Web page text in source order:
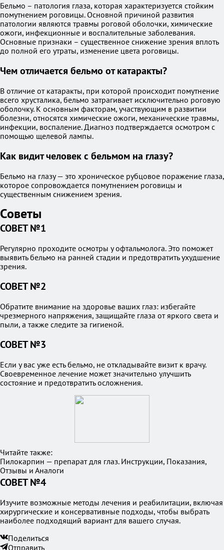
Бельмо – патология глаза, которая характеризуется стойким
помутнением роговицы. Основной причиной развития
патологии являются травмы роговой оболочки, химические
ожоги, инфекционные и воспалительные заболевания.
Основные признаки – существенное снижение зрения вплоть
до полной его утраты, изменение цвета роговицы.
Чем отличается бельмо от катаракты?
В отличие от катаракты, при которой происходит помутнение
всего хрусталика, бельмо затрагивает исключительно роговую
оболочку. К основным факторам, участвующим в развитии
болезни, относятся химические ожоги, механические травмы,
инфекции, воспаление. Диагноз подтверждается осмотром с
помощью щелевой лампы.
Как видит человек с бельмом на глазу?
Бельмо на глазу — это хроническое рубцовое поражение глаза,
которое сопровождается помутнением роговицы и
существенным снижением зрения.
Советы
СОВЕТ №1
Регулярно проходите осмотры у офтальмолога. Это поможет
выявить бельмо на ранней стадии и предотвратить ухудшение
зрения.
СОВЕТ №2
Обратите внимание на здоровье ваших глаз: избегайте
чрезмерного напряжения, защищайте глаза от яркого света и
пыли, а также следите за гигиеной.
СОВЕТ №3
Если у вас уже есть бельмо, не откладывайте визит к врачу.
Своевременное лечение может значительно улучшить
состояние и предотвратить осложнения.
Читайте также:
Пилокарпин — препарат для глаз. Инструкции, Показания,
Отзывы и Аналоги
СОВЕТ №4
Изучите возможные методы лечения и реабилитации, включая
хирургические и консервативные подходы, чтобы выбрать
наиболее подходящий вариант для вашего случая.
Поделиться
Отправить